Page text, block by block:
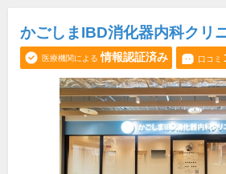
かごしまIBD消化器内科クリ
医療機関による 情報認証済み 口コミ